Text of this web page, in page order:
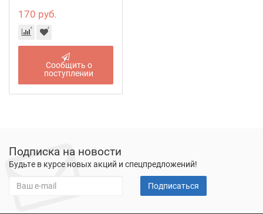
170 руб.
Сообщить о
поступлении
Подписка на новости
Будьте в курсе новых акций и спецпредложений!
Подписаться